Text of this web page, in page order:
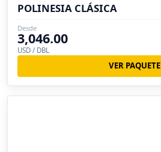
POLINESIA CLÁSICA
Desde
3,046.00
USD / DBL
VER PAQUETE